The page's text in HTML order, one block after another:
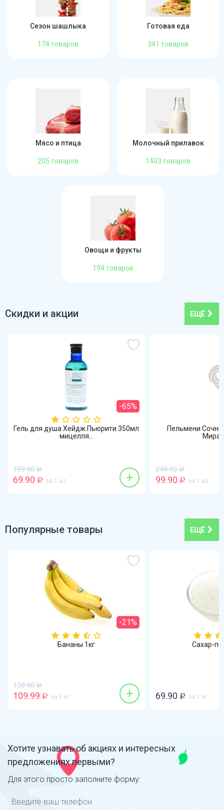
Сезон шашлыка
174 товаров
Готовая еда
341 товаров
Мясо и птица
205 товаров
Молочный прилавок
1403 товаров
Овощи и фрукты
194 товаров
Скидки и акции ЕЩЁ
-65%
Гель для душа Хейдж Пьюрити 350мл
мицелля...
199.90 Р
69.90 Р за 1 шт +
Пельмени
249.90 Р
99.90 Р за 1 шт
Популярные товары ЕЩЁ
-21%
Бананы 1кг
139.90 Р
109.99 Р за 1 кг +
Сахар-
69.90 Р за 1 кг
Хотите узнавать об акциях и интересных
предложениях первыми?
Для этого просто заполните форму: